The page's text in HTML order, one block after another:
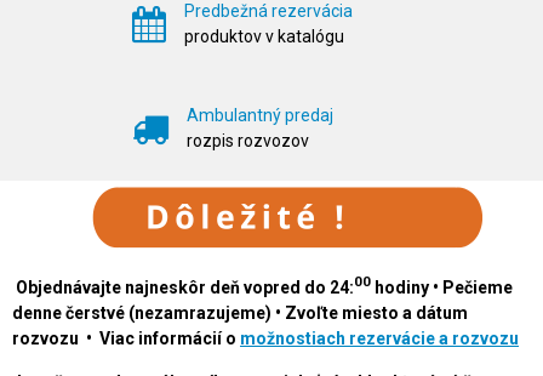
Predbežná rezervácia
produktov v katalógu
Ambulantný predaj
rozpis rozvozov
Objednávajte najneskôr deň vopred do 24:00 hodiny • Pečieme
denne čerstvé (nezamrazujeme) • Zvoľte miesto a dátum
rozvozu • Viac informácií o možnostiach rezervácie a rozvozu